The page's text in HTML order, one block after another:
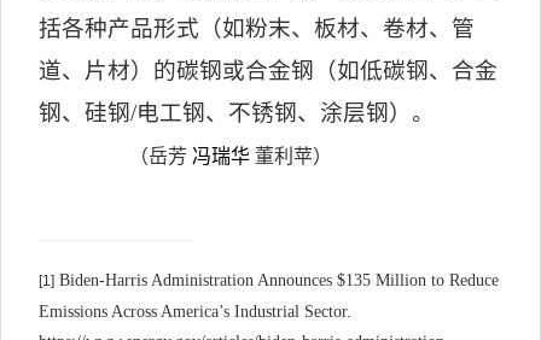
括各种产品形式（如粉末、板材、卷材、管
道、片材）的碳钢或合金钢（如低碳钢、合金
钢、硅钢/电工钢、不锈钢、涂层钢）。
（岳芳 冯瑞华 董利苹）
[1] Biden-Harris Administration Announces $135 Million to Reduce
Emissions Across America’s Industrial Sector.